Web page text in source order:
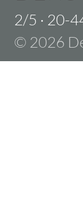
2/5 · 20-
© 2026